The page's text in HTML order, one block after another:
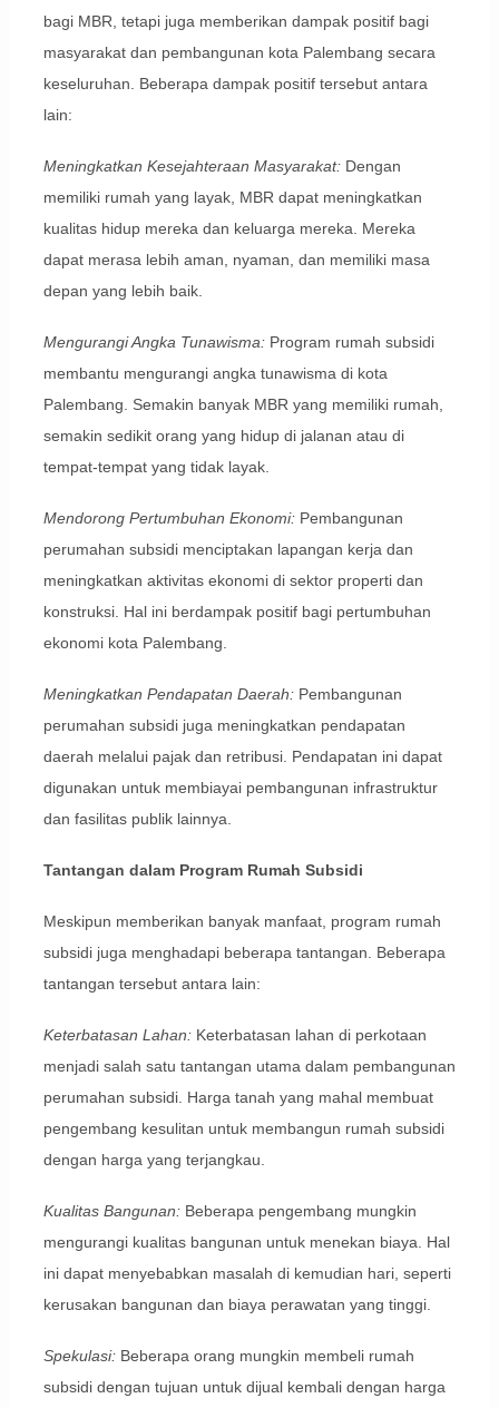
bagi MBR, tetapi juga memberikan dampak positif bagi
masyarakat dan pembangunan kota Palembang secara
keseluruhan. Beberapa dampak positif tersebut antara
lain:
Meningkatkan Kesejahteraan Masyarakat:Dengan
memiliki rumah yang layak, MBR dapat meningkatkan
kualitas hidup mereka dan keluarga mereka. Mereka
dapat merasa lebih aman, nyaman, dan memiliki masa
depan yang lebih baik.
Mengurangi Angka Tunawisma:Program rumah subsidi
membantu mengurangi angka tunawisma di kota
Palembang. Semakin banyak MBR yang memiliki rumah,
semakin sedikit orang yang hidup di jalanan atau di
tempat-tempat yang tidak layak.
Mendorong Pertumbuhan Ekonomi:Pembangunan
perumahan subsidi menciptakan lapangan kerja dan
meningkatkan aktivitas ekonomi di sektor properti dan
konstruksi. Hal ini berdampak positif bagi pertumbuhan
ekonomi kota Palembang.
Meningkatkan Pendapatan Daerah:Pembangunan
perumahan subsidi juga meningkatkan pendapatan
daerah melalui pajak dan retribusi. Pendapatan ini dapat
digunakan untuk membiayai pembangunan infrastruktur
dan fasilitas publik lainnya.
Tantangan dalam Program Rumah Subsidi
Meskipun memberikan banyak manfaat, program rumah
subsidi juga menghadapi beberapa tantangan. Beberapa
tantangan tersebut antara lain:
Keterbatasan Lahan:Keterbatasan lahan di perkotaan
menjadi salah satu tantangan utama dalam pembangunan
perumahan subsidi. Harga tanah yang mahal membuat
pengembang kesulitan untuk membangun rumah subsidi
dengan harga yang terjangkau.
Kualitas Bangunan:Beberapa pengembang mungkin
mengurangi kualitas bangunan untuk menekan biaya. Hal
ini dapat menyebabkan masalah di kemudian hari, seperti
kerusakan bangunan dan biaya perawatan yang tinggi.
Spekulasi:Beberapa orang mungkin membeli rumah
subsidi dengan tujuan untuk dijual kembali dengan harga